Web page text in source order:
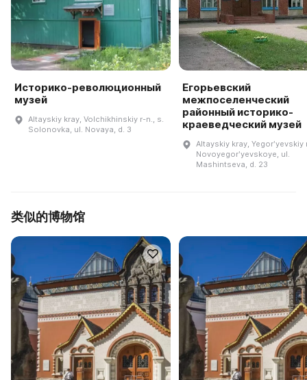
Историко-революционный
музей
Altayskiy kray, Volchikhinskiy r-n., s.
Solonovka, ul. Novaya, d. 3
Егорьевский
межпоселенческий
районный историко-
краеведческий музей
Altayskiy kray, Yegorʹyevskiy
Novoyegorʹyevskoye, ul.
Mashintseva, d. 23
类似的博物馆